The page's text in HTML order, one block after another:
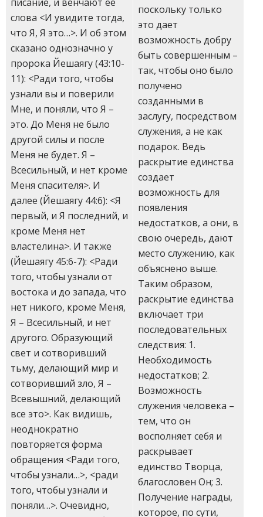
слова <И увидите тогда,
что Я, Я это…>. И об этом
сказано однозначно у
пророка Йешаягу (43:10-
11): <Ради того, чтобы
узнали вы и поверили
Мне, и поняли, что Я –
это. До Меня не было
другой силы и после
Меня не будет. Я –
Всесильный, и нет кроме
Меня спасителя>. И
далее (Йешаягу 44:6): <Я
первый, и Я последний, и
кроме Меня нет
властелина>. И также
(Йешаягу 45:6-7): <Ради
того, чтобы узнали от
востока и до запада, что
нет никого, кроме Меня,
Я – Всесильный, и нет
другого. Образующий
свет и сотворивший
тьму, делающий мир и
сотворивший зло, Я –
Всевышний, делающий
все это>. Как видишь,
неоднократно
повторяется форма
обращения <Ради того,
чтобы узнали…>, <ради
того, чтобы узнали и
поняли…>. Очевидно,
поскольку только
это дает
возможность добру
быть совершенным –
так, чтобы оно было
получено
созданными в
заслугу, посредством
служения, а не как
подарок. Ведь
раскрытие единства
создает
возможность для
появления
недостатков, а они, в
свою очередь, дают
место служению, как
объяснено выше.
Таким образом,
раскрытие единства
включает три
последовательных
следствия: 1.
Необходимость
недостатков; 2.
Возможность
служения человека –
тем, что он
восполняет себя и
раскрывает
единство Творца,
благословен Он; 3.
Получение награды,
которое, по сути,